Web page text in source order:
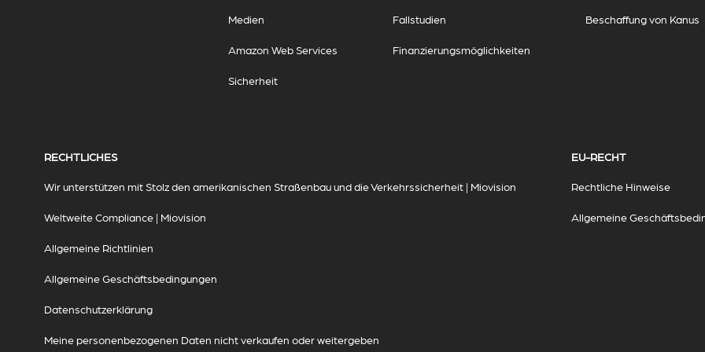
Medien
Amazon Web Services
Sicherheit
Fallstudien
Finanzierungsmöglichkeiten
Beschaffung von Kanus
RECHTLICHES
Wir unterstützen mit Stolz den amerikanischen Straßenbau und die Verkehrssicherheit | Miovision
Weltweite Compliance | Miovision
Allgemeine Richtlinien
Allgemeine Geschäftsbedingungen
Datenschutzerklärung
Meine personenbezogenen Daten nicht verkaufen oder weitergeben
EU-RECHT
Rechtliche Hinweise
Allgemeine